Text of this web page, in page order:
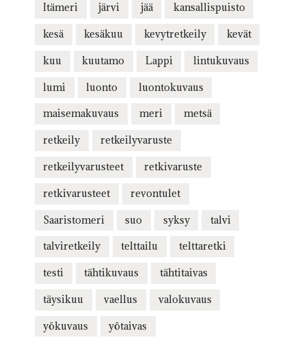
Itämeri järvi jää kansallispuisto
kesä kesäkuu kevytretkeily kevät
kuu kuutamo Lappi lintukuvaus
lumi luonto luontokuvaus
maisemakuvaus meri metsä
retkeily retkeilyvaruste
retkeilyvarusteet retkivaruste
retkivarusteet revontulet
Saaristomeri suo syksy talvi
talviretkeily telttailu telttaretki
testi tähtikuvaus tähtitaivas
täysikuu vaellus valokuvaus
yökuvaus yötaivas